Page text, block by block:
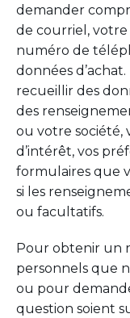
demander
de courriel, votre
numéro de
données
recueillir des
des
ou votre société,
d’intérêt, vos
formulaires que
si les
ou facultatifs.
Pour obtenir un
personnels que
ou pour
question soient